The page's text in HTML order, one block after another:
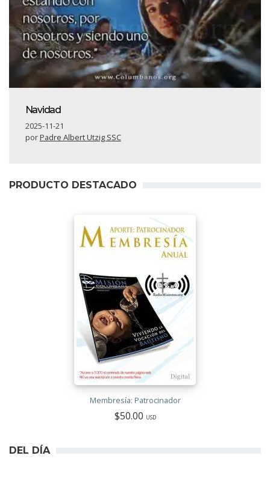
Navidad
2025-11-21
porPadre Albert Utzig SSC
PRODUCTO DESTACADO
Membresía: Patrocinador
$50.00 USD
DEL DÍA